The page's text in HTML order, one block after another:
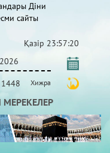
Діни
сайты
Қазір 23:57:24
Хижра